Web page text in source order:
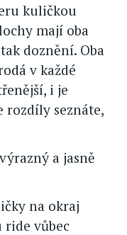
kuličkou
mají oba
doznění. Oba
v každé
i je
rozdíly seznáte,
a jasně
na okraj
ride vůbec